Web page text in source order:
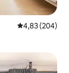
Средна
4,83 (204)